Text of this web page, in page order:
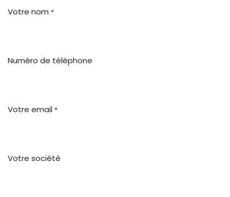
Votre nom *
Numéro de téléphone
Votre email *
Votre société